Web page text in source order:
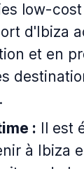
low-
d'Ibiza
et en
: Il est
à Ibiza